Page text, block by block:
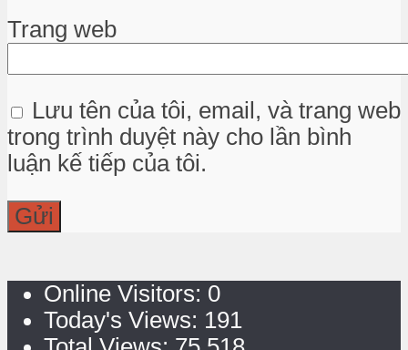
Trang web
Lưu tên của tôi, email, và trang web
trong trình duyệt này cho lần bình
luận kế tiếp của tôi.
Online Visitors: 0
Today's Views: 191